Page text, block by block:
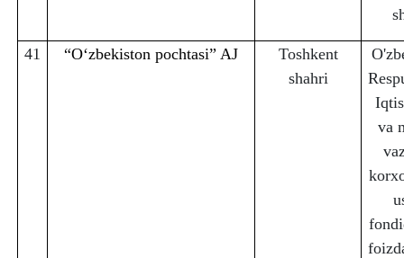
41 “Oʻzbekiston pochtasi” AJ
Toshkent
shahri
va